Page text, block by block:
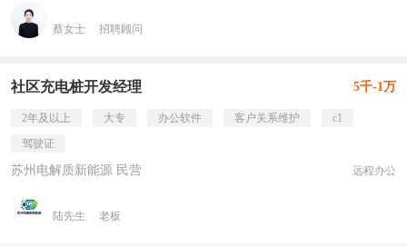
蔡女士 招聘顾问
社区充电桩开发经理 5千-1万
2年及以上 大专 办公软件 客户关系维护
c1
驾驶证
苏州电解质新能源 民营 远程办公
陆先生 老板